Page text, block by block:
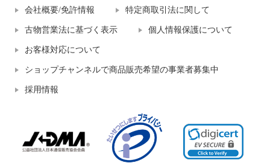
会社概要/免許情報 特定商取引法に関して
古物営業法に基づく表示 個人情報保護について
お客様対応について
ショップチャンネルで商品販売希望の事業者募集中
採用情報